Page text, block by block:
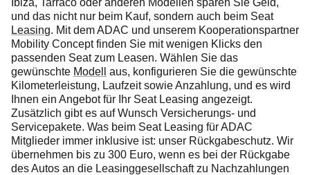
und das nicht nur beim Kauf, sondern auch beim Seat
Leasing. Mit dem ADAC und unserem Kooperationspartner
Mobility Concept finden Sie mit wenigen Klicks den
passenden Seat zum Leasen. Wählen Sie das
gewünschte Modell
aus, konfigurieren Sie die gewünschte
Kilometerleistung, Laufzeit sowie Anzahlung, und es wird
Ihnen ein Angebot für Ihr Seat Leasing angezeigt.
Zusätzlich gibt es auf Wunsch Versicherungs- und
Servicepakete. Was beim Seat Leasing für ADAC
Mitglieder immer inklusive ist: unser Rückgabeschutz. Wir
übernehmen bis zu 300 Euro, wenn es bei der Rückgabe
des Autos an die Leasinggesellschaft zu Nachzahlungen